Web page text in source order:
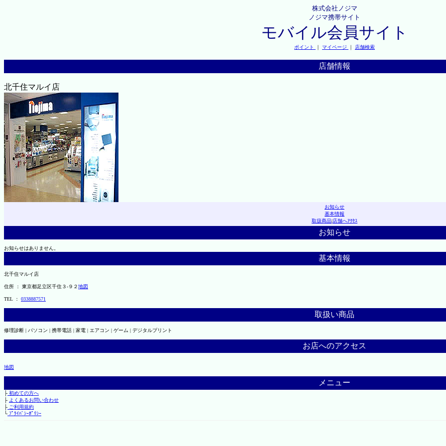
株式会社ノジマ
ノジマ携帯サイト
モバイル会員サイト
ポイント ｜ マイページ ｜ 店舗検索
店舗情報
北千住マルイ店
お知らせ
基本情報
取扱商品|店舗へｱｸｾｽ
お知らせ
お知らせはありません。
基本情報
北千住マルイ店
住所 ： 東京都足立区千住３-９２地図
TEL ： 0338887571
取扱い商品
修理診断 | パソコン | 携帯電話 | 家電 | エアコン | ゲーム | デジタルプリント
お店へのアクセス
地図
メニュー
├初めての方へ
├ よくあるお問い合わせ
├ご利用規約
└ﾌﾟﾗｲﾊﾞｼｰﾎﾟﾘｼｰ